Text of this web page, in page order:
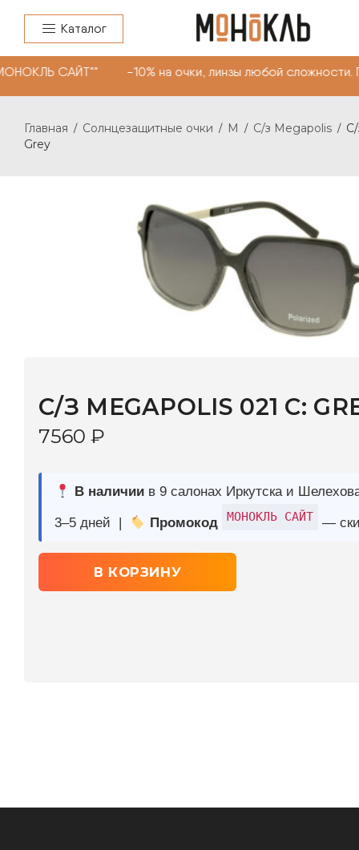
Каталог
САЙТ"" -10% на очки, линзы любой
Главная / Солнцезащитные очки / M / C/з Megapolis /
Grey
C/З MEGAPOLIS 021 С: GREY
В наличиив 9 салонах Иркутска и Шелехова |
3–5 дней |